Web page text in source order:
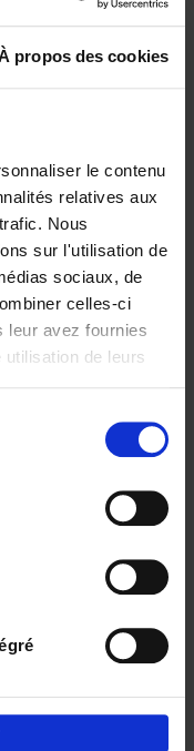
propos des cookies
le contenu
relatives aux
Nous
sur l'utilisation de
sociaux, de
celles-ci
leur avez fournies
de leurs
= Building
De Feyter
Carolien Boom
200
like a PRO -
edition (EN)